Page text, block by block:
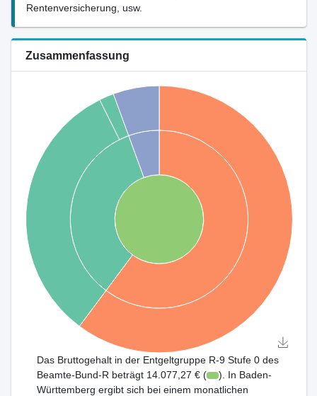
Rentenversicherung, usw.
Zusammenfassung
Das Bruttogehalt in der Entgeltgruppe R-9 Stufe 0 des
Beamte-Bund-R beträgt 14.077,27 € (
). In Baden-
Württemberg ergibt sich bei einem monatlichen